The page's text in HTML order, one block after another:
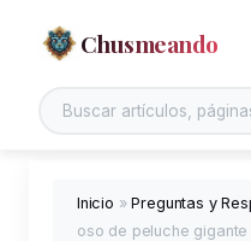
Chusmeando
Buscar en el sitio
Inicio »Preguntas y
oso de peluche